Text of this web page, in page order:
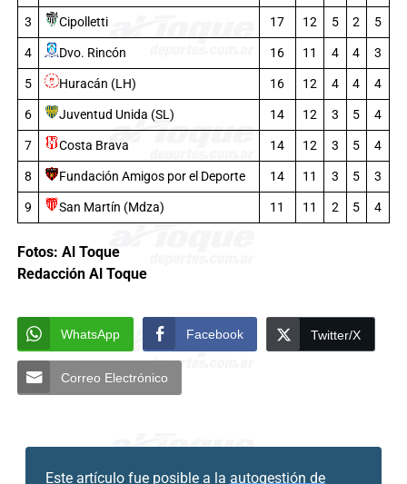
3
Cipolletti 17 12 5 2
5
4
Dvo. Rincón 16 11 4 4
3
5
Huracán (LH) 16 12 4 4
4
6
Juventud Unida (SL) 14 12 3 5
4
7
Costa Brava 14 12 3 5
4
8
Fundación Amigos por el Deporte 14 11 3 5
3
9
San Martín (Mdza) 11 11 2 5 4
Fotos: Al Toque
Redacción Al Toque
WhatsApp Facebook Twitter/X
Correo Electrónico
Este artículo fue posible a la autogestión de